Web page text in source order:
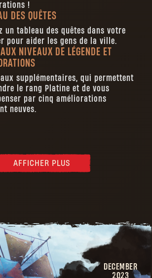
!
DES QUÊTES
un tableau des quêtes dans votre
pour aider les gens de la ville.
NIVEAUX DE LÉGENDE ET
supplémentaires, qui permettent
le rang Platine et de vous
par cinq améliorations
neuves.
AFFICHER PLUS
DECEMBER
2023